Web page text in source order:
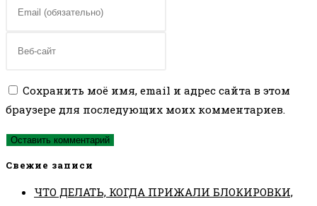
или
пользователя,
прокомментировать
адрес,
прокомментировать
веб-
сайта
(необязательно)
Сохранить моё имя, email и адрес сайта в этом
браузере для последующих моих комментариев.
Свежие записи
ЧТО ДЕЛАТЬ, КОГДА ПРИЖАЛИ БЛОКИРОВКИ,